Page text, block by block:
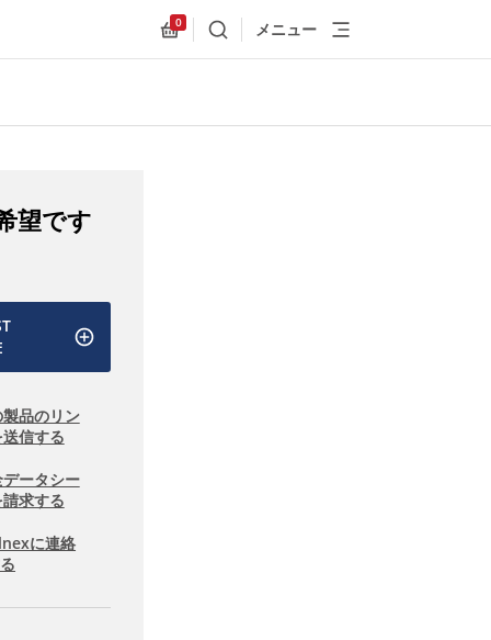
Allnex.GeneralResources.Cart
0
検索 メニュー
望です
製品のリン
信する
ータシー
請求する
に連絡